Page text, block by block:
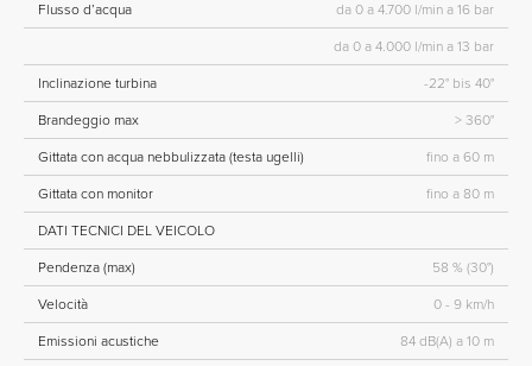
Flusso d’acqua da 0 a 4.700 l/min a 16 bar
da 0 a 4.000 l/min a 13 bar
Inclinazione turbina -22° bis 40°
Brandeggio max > 360°
Gittata con acqua nebbulizzata (testa ugelli) fino a 60 m
Gittata con monitor fino a 80 m
DATI TECNICI DEL VEICOLO
Pendenza (max) 58 % (30°)
Velocità 0 - 9 km/h
Emissioni acustiche 84 dB(A) a 10 m